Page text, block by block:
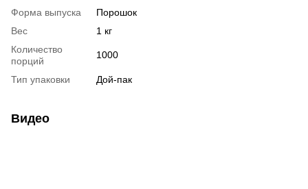
Форма выпуска
Порошок
Вес
1 кг
Количество
порций
1000
Тип упаковки Дой-пак
Видео